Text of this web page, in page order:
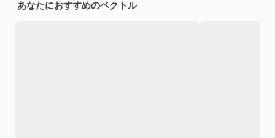
あなたにおすすめのベクトル